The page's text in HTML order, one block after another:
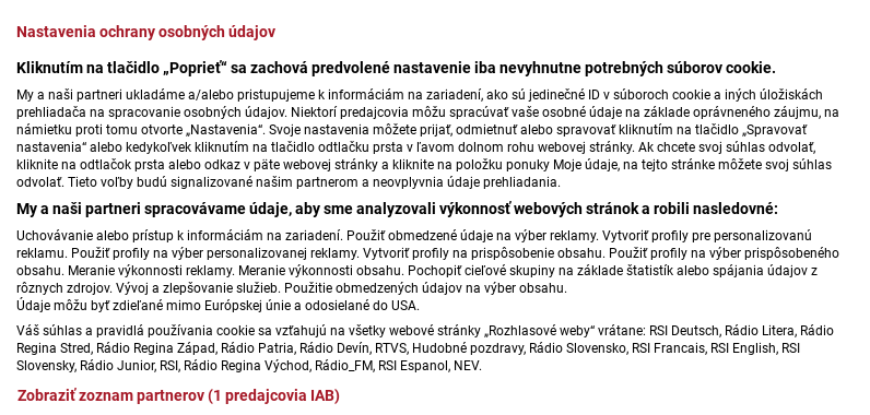
Nastavenia ochrany osobných údajov
Kliknutím na tlačidlo „Poprieť“ sa zachová predvolené nastavenie iba nevyhnutne potrebných súborov cookie.
My a naši partneri ukladáme a/alebo pristupujeme k informáciám na zariadení, ako sú jedinečné ID v súboroch cookie a iných úložiskách
prehliadača na spracovanie osobných údajov. Niektorí predajcovia môžu spracúvať vaše osobné údaje na základe oprávneného záujmu, na
námietku proti tomu otvorte „Nastavenia“. Svoje nastavenia môžete prijať, odmietnuť alebo spravovať kliknutím na tlačidlo „Spravovať
nastavenia“ alebo kedykoľvek kliknutím na tlačidlo odtlačku prsta v ľavom dolnom rohu webovej stránky. Ak chcete svoj súhlas odvolať,
kliknite na odtlačok prsta alebo odkaz v päte webovej stránky a kliknite na položku ponuky Moje údaje, na tejto stránke môžete svoj súhlas
odvolať. Tieto voľby budú signalizované našim partnerom a neovplyvnia údaje prehliadania.
My a naši partneri spracovávame údaje, aby sme analyzovali výkonnosť webových stránok a robili nasledovné:
Uchovávanie alebo prístup k informáciám na zariadení. Použiť obmedzené údaje na výber reklamy. Vytvoriť profily pre personalizovanú
reklamu. Použiť profily na výber personalizovanej reklamy. Vytvoriť profily na prispôsobenie obsahu. Použiť profily na výber prispôsobeného
obsahu. Meranie výkonnosti reklamy. Meranie výkonnosti obsahu. Pochopiť cieľové skupiny na základe štatistík alebo spájania údajov z
rôznych zdrojov. Vývoj a zlepšovanie služieb. Použitie obmedzených údajov na výber obsahu.
Údaje môžu byť zdieľané mimo Európskej únie a odosielané do USA.
Váš súhlas a pravidlá používania cookie sa vzťahujú na všetky webové stránky „Rozhlasové weby“ vrátane: RSI Deutsch, Rádio Litera, Rádio
Regina Stred, Rádio Regina Západ, Rádio Patria, Rádio Devín, RTVS, Hudobné pozdravy, Rádio Slovensko, RSI Francais, RSI English, RSI
Slovensky, Rádio Junior, RSI, Rádio Regina Východ, Rádio_FM, RSI Espanol, NEV.
Zobraziť zoznam partnerov (1 predajcovia IAB)
ended at twenty minutes after four o’clock this
a filibuster by the opposition that lasted weeks.
morning, the chamber voted to approve the so-
procedure. This opens the way for debating the
bill. (TASR)
Michiel Bicker Caarten, Photo: TASR